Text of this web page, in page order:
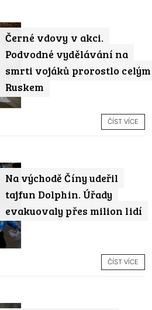
Černé vdovy v akci.
Podvodné vydělávání na
smrti vojáků prorostlo celým
Ruskem
ČÍST VÍCE
Na východě Číny udeřil
tajfun Dolphin. Úřady
evakuovaly přes milion lidí
ČÍST VÍCE